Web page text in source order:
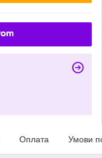
Оплата Умови